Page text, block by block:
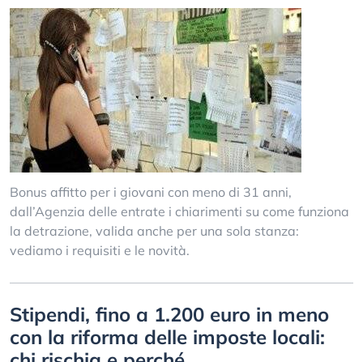
Bonus affitto per i giovani con meno di 31 anni,
dall’Agenzia delle entrate i chiarimenti su come funziona
la detrazione, valida anche per una sola stanza:
vediamo i requisiti e le novità.
Stipendi, fino a 1.200 euro in meno
con la riforma delle imposte locali: